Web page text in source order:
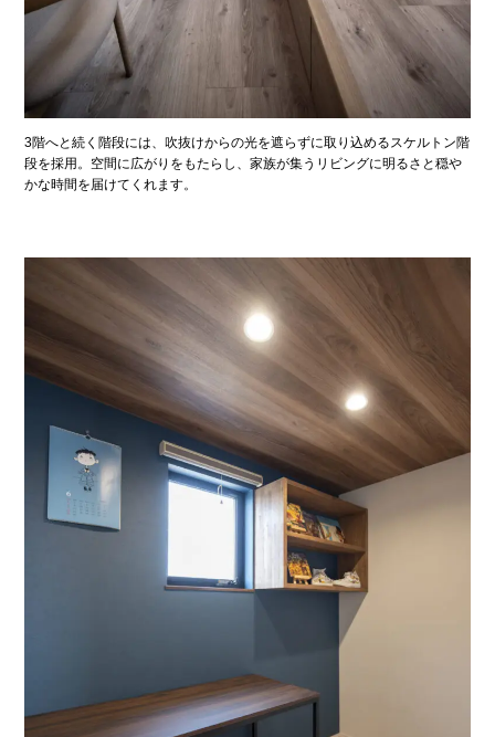
3階へと続く階段には、吹抜けからの光を遮らずに取り込めるスケルトン階
段を採用。空間に広がりをもたらし、家族が集うリビングに明るさと穏や
かな時間を届けてくれます。